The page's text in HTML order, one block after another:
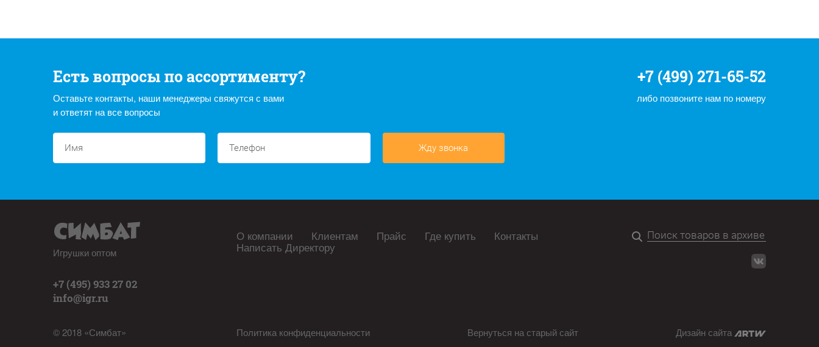
Есть вопросы по ассортименту?
Оставьте контакты, наши менеджеры свяжутся с вами
и ответят на все вопросы
+7 (499) 271-65-52
либо позвоните нам по номеру
Жду звонка
Игрушки оптом
+7 (495) 933 27 02
info@igr.ru
© 2018 «Симбат»
О компании Клиентам Прайс Где купить Контакты
Написать Директору
Политика конфиденциальности Вернуться на старый сайт Дизайн сайта